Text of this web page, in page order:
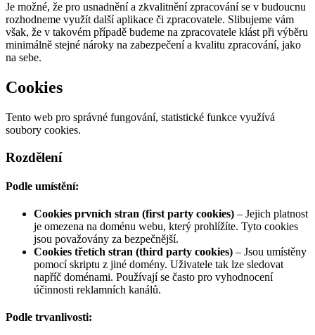
Je možné, že pro usnadnění a zkvalitnění zpracování se v budoucnu
rozhodneme využít další aplikace či zpracovatele. Slibujeme vám
však, že v takovém případě budeme na zpracovatele klást při výběru
minimálně stejné nároky na zabezpečení a kvalitu zpracování, jako
na sebe.
Cookies
Tento web pro správné fungování, statistické funkce využívá
soubory cookies.
Rozdělení
Podle umístění:
Cookies prvních stran (first party cookies) – Jejich platnost
je omezena na doménu webu, který prohlížíte. Tyto cookies
jsou považovány za bezpečnější.
Cookies třetích stran (third party cookies) – Jsou umístěny
pomocí skriptu z jiné domény. Uživatele tak lze sledovat
napříč doménami. Používají se často pro vyhodnocení
účinnosti reklamních kanálů.
Podle trvanlivosti: